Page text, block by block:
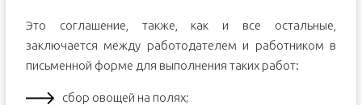
Это соглашение, также, как и все остальные,
заключается между работодателем и работником в
письменной форме для выполнения таких работ:
сбор овощей на полях;